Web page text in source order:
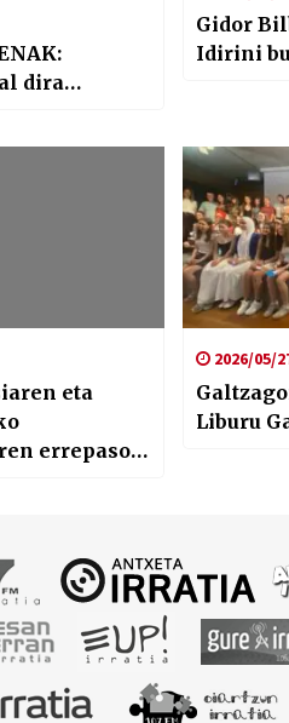
dira
Gidor
Idirini
eta
errepasoa
2026/05/
Liburu